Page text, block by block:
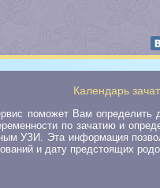
Календарь
поможет Вам определить
по зачатию и
УЗИ. Эта информация
и дату предстоящих